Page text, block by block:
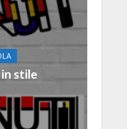
stile